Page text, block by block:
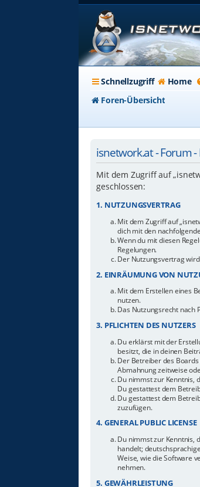
Schnellzugriff Home
Foren-Übersicht
isnetwork.at - Forum
Mit dem Zugriff auf
geschlossen:
1. NUTZUNGSVERTRAG
Mit dem Zugriff auf
dich mit den
Wenn du mit diesen
Regelungen.
Der Nutzungsvertrag
2. EINRÄUMUNG VON
Mit dem Erstellen eines
nutzen.
Das Nutzungsrecht nach
3. PFLICHTEN DES NUTZERS
Du erklärst mit der
besitzt, die in deinen
Der Betreiber des
Abmahnung zeitweise
Du nimmst zur Kenntnis,
Du gestattest dem
Du gestattest dem
zuzufügen.
4. GENERAL PUBLIC LICENSE
Du nimmst zur Kenntnis,
handelt;
Weise, wie die Software
nehmen.
5. GEWÄHRLEISTUNG